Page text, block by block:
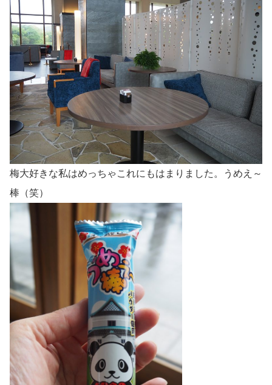
梅大好きな私はめっちゃこれにもはまりました。うめえ～
棒（笑）